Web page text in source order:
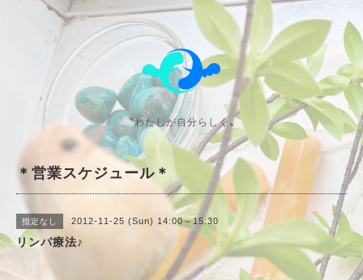
〝わたしが自分らしく〟
＊営業スケジュール＊
指定なし 2012-11-25 (Sun) 14:00～15:30
リンパ療法♪